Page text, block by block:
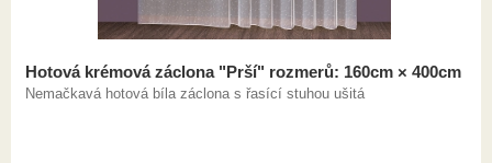
Hotová krémová záclona "Prší" rozmerů: 160cm × 400cm
Nemačkavá hotová bíla záclona s řasící stuhou ušitá